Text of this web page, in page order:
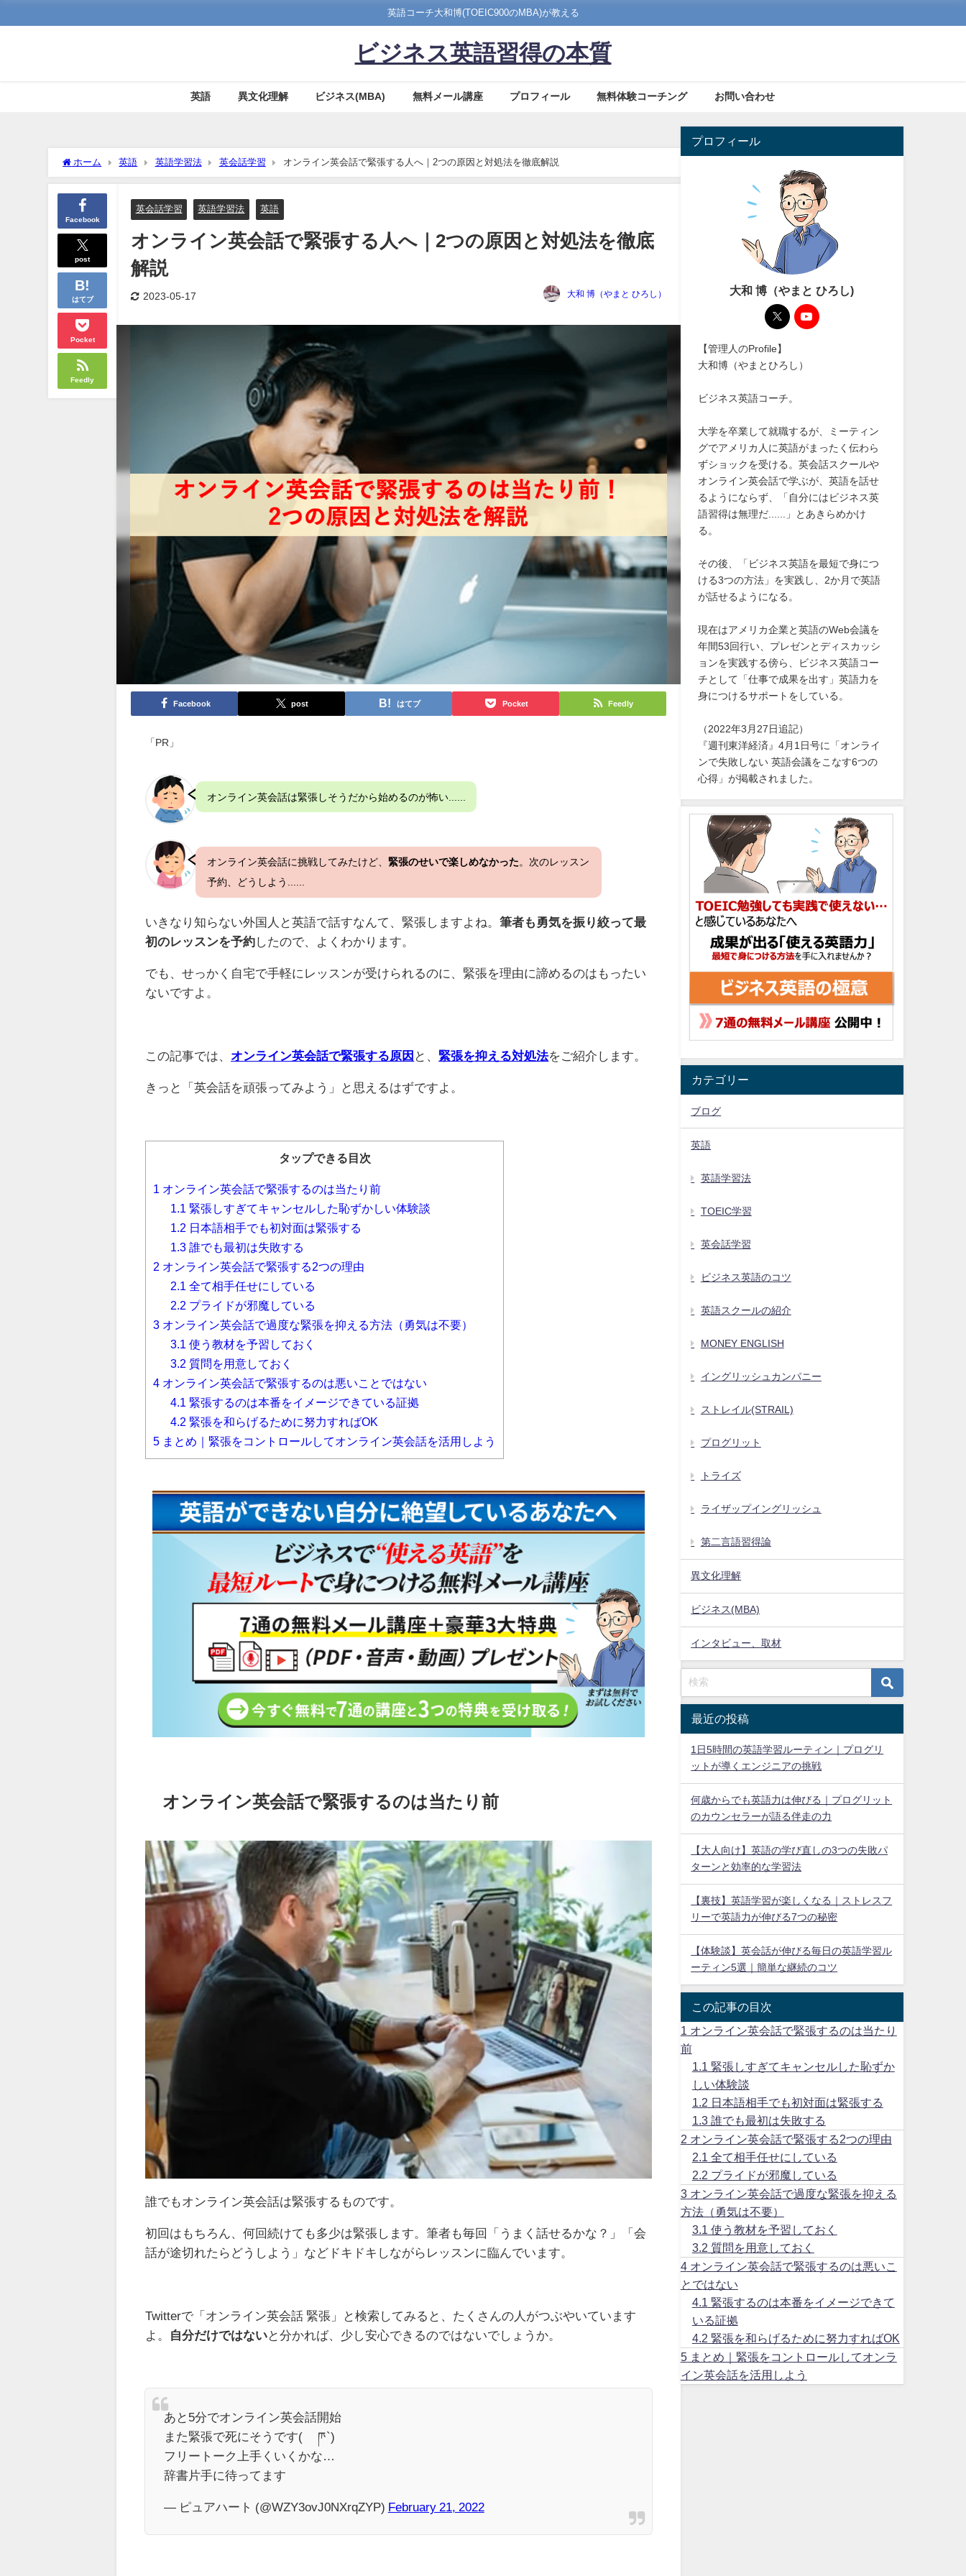
英語コーチ大和博(TOEIC900のMBA)が教える
ビジネス英語習得の本質
英語 異文化理解 ビジネス(MBA) 無料メール講座 プロフィール 無料体験コーチング お問い合わせ
ホーム 英語 英語学習法 英会話学習 オンライン英会話で緊張する人へ｜2つの原因と対処法を徹底解説
Facebook
post
はてブ
Pocket
Feedly
英会話学習 英語学習法 英語
オンライン英会話で緊張する人へ｜2つの原因と対処法を徹底
解説
2023-05-17 大和 博（やまと ひろし）
Facebook post はてブ Pocket Feedly
「PR」
オンライン英会話は緊張しそうだから始めるのが怖い......
オンライン英会話に挑戦してみたけど、 緊張のせいで楽しめなかった 。次のレッスン
予約、どうしよう......
いきなり知らない外国人と英語で話すなんて、緊張しますよね。筆者も勇気を振り絞って最
初のレッスンを予約したので、よくわかります。
でも、せっかく自宅で手軽にレッスンが受けられるのに、緊張を理由に諦めるのはもったい
ないですよ。
この記事では、 オンライン英会話で緊張する原因 と、 緊張を抑える対処法をご紹介します。
きっと「英会話を頑張ってみよう」と思えるはずですよ。
タップできる目次
1 オンライン英会話で緊張するのは当たり前
1.1 緊張しすぎてキャンセルした恥ずかしい体験談
1.2 日本語相手でも初対面は緊張する
1.3 誰でも最初は失敗する
2 オンライン英会話で緊張する2つの理由
2.1 全て相手任せにしている
2.2 プライドが邪魔している
3 オンライン英会話で過度な緊張を抑える方法（勇気は不要）
3.1 使う教材を予習しておく
3.2 質問を用意しておく
4 オンライン英会話で緊張するのは悪いことではない
4.1 緊張するのは本番をイメージできている証拠
4.2 緊張を和らげるために努力すればOK
5 まとめ｜緊張をコントロールしてオンライン英会話を活用しよう
オンライン英会話で緊張するのは当たり前
誰でもオンライン英会話は緊張するものです。
初回はもちろん、何回続けても多少は緊張します。筆者も毎回「うまく話せるかな？」「会
話が途切れたらどうしよう」などドキドキしながらレッスンに臨んでいます。
Twitterで「オンライン英会話 緊張」と検索してみると、たくさんの人がつぶやいています
よ。
自分だけではないと分かれば、少し安心できるのではないでしょうか。
あと5分でオンライン英会話開始
また緊張で死にそうです( ´ཫ`)
フリートーク上手くいくかな…
辞書片手に待ってます
— ピュアハート (@WZY3ovJ0NXrqZYP) February 21, 2022
プロフィール
大和 博（やまと ひろし)
【管理人のProfile】
大和博（やまとひろし）
ビジネス英語コーチ。
大学を卒業して就職するが、ミーティン
グでアメリカ人に英語がまったく伝わら
ずショックを受ける。英会話スクールや
オンライン英会話で学ぶが、英語を話せ
るようにならず、「自分にはビジネス英
語習得は無理だ......」とあきらめかけ
る。
その後、「ビジネス英語を最短で身につ
ける3つの方法」を実践し、2か月で英語
が話せるようになる。
現在はアメリカ企業と英語のWeb会議を
年間53回行い、プレゼンとディスカッシ
ョンを実践する傍ら、ビジネス英語コー
チとして「仕事で成果を出す」英語力を
身につけるサポートをしている。
（2022年3月27日追記）
『週刊東洋経済』4月1日号に「オンライ
ンで失敗しない 英語会議をこなす6つの
心得」が掲載されました。
カテゴリー
ブログ
英語
英語学習法
TOEIC学習
英会話学習
ビジネス英語のコツ
英語スクールの紹介
MONEY ENGLISH
イングリッシュカンパニー
ストレイル(STRAIL)
プログリット
トライズ
ライザップイングリッシュ
第二言語習得論
異文化理解
ビジネス(MBA)
インタビュー、取材
最近の投稿
1日5時間の英語学習ルーティン｜プログリ
ットが導くエンジニアの挑戦
何歳からでも英語力は伸びる｜プログリット
のカウンセラーが語る伴走の力
【大人向け】英語の学び直しの3つの失敗パ
ターンと効率的な学習法
【裏技】英語学習が楽しくなる｜ストレスフ
リーで英語力が伸びる7つの秘密
【体験談】英会話が伸びる毎日の英語学習ル
ーティン5選｜簡単な継続のコツ
この記事の目次
1
オンライン英会話で緊張するのは当たり
前
1.1
緊張しすぎてキャンセルした恥ずか
しい体験談
1.2 日本語相手でも初対面は緊張する
1.3誰でも最初は失敗する
2 オンライン英会話で緊張する2つの理由
2.1 全て相手任せにしている
2.2 プライドが邪魔している
3オンライン英会話で過度な緊張を抑える
方法（勇気は不要）
3.1 使う教材を予習しておく
3.2 質問を用意しておく
4オンライン英会話で緊張するのは悪いこ
とではない
4.1
緊張するのは本番をイメージできて
いる証拠
4.2 緊張を和らげるために努力すればOK
5まとめ｜緊張をコントロールしてオンラ
イン英会話を活用しよう